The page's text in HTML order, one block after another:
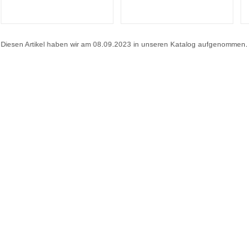
Diesen Artikel haben wir am 08.09.2023 in unseren Katalog aufgenommen.